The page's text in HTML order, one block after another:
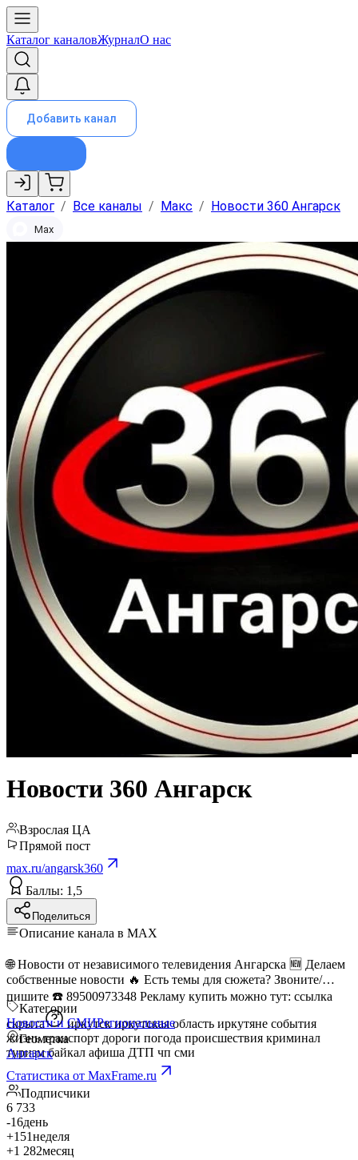
Каталог каналовЖурналО нас
Добавить канал
Каталог / Все каналы / Макс / Новости 360 Ангарск
Max
Новости 360 Ангарск
Взрослая ЦА
Прямой пост
max.ru/angarsk360
Баллы: 1,5
Поделиться
Описание канала в MAX
🌐 Новости от независимого телевидения Ангарска 🆕 Делаем
собственные новости 🔥 Есть темы для сюжета? Звоните/
пишите ☎️ 89500973348 Рекламу купить можно тут: ссылка
скрыта
жизнь транспорт дороги погода происшествия криминал
туризм байкал афиша ДТП чп сми
Категории
Новости и СМИРегиональные
Геометка
Ангарск
Статистика от MaxFrame.ru
Подписчики
6 733
-16день
+151неделя
+1 282месяц